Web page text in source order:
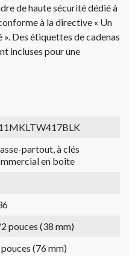
de haute sécurité dédié à
à la directive « Un
». Des étiquettes de cadenas
incluses pour une
partout, à clés
en boîte
pouces (38 mm)
pouces (76 mm)